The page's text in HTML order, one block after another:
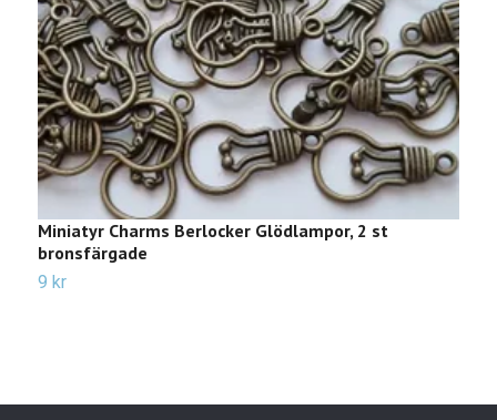
Miniatyr Charms Berlocker Glödlampor, 2 st
bronsfärgade
9 kr